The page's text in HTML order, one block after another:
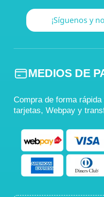
¡Síguenos y
MEDIOS DE
Compra de forma
tarjetas, Webpay y